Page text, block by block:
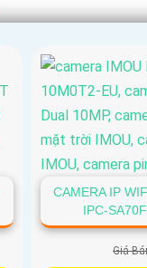
CAMERA IP
IPC-
Giá